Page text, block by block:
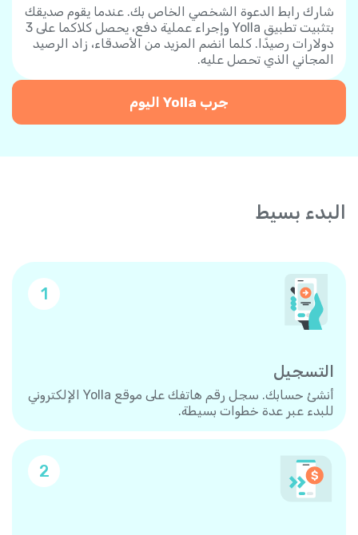
شارك رابط الدعوة الشخصي الخاص بك. عندما يقوم صديقك
بتثبيت تطبيق Yolla وإجراء عملية دفع، يحصل كلاكما على 3
دولارات رصيدًا. كلما انضم المزيد من الأصدقاء، زاد الرصيد
المجاني الذي تحصل عليه.
جرب Yolla اليوم
البدء بسيط
1
التسجيل
أنشئ حسابك. سجل رقم هاتفك على موقع Yolla الإلكتروني
للبدء عبر عدة خطوات بسيطة.
2